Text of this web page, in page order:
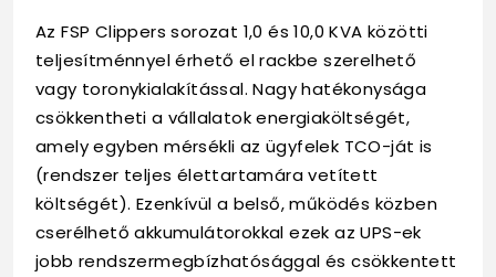
Az FSP Clippers sorozat 1,0 és 10,0 KVA közötti
teljesítménnyel érhető el rackbe szerelhető
vagy toronykialakítással. Nagy hatékonysága
csökkentheti a vállalatok energiaköltségét,
amely egyben mérsékli az ügyfelek TCO-ját is
(rendszer teljes élettartamára vetített
költségét). Ezenkívül a belső, működés közben
cserélhető akkumulátorokkal ezek az UPS-ek
jobb rendszermegbízhatósággal és csökkentett